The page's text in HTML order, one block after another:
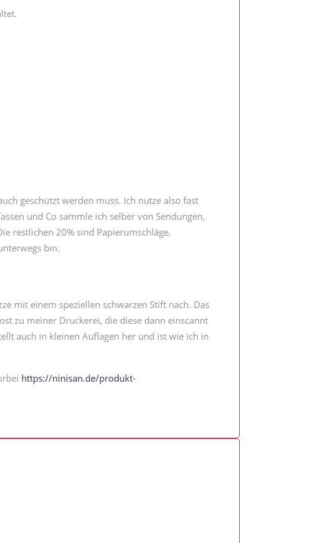
geschützt werden muss. Ich nutze also fast
und Co sammle ich selber von Sendungen,
restlichen 20% sind Papierumschläge,
bin.
mit einem speziellen schwarzen Stift nach. Das
zu meiner Druckerei, die diese dann einscannt
auch in kleinen Auflagen her und ist wie ich in
https://ninisan.de/produkt-